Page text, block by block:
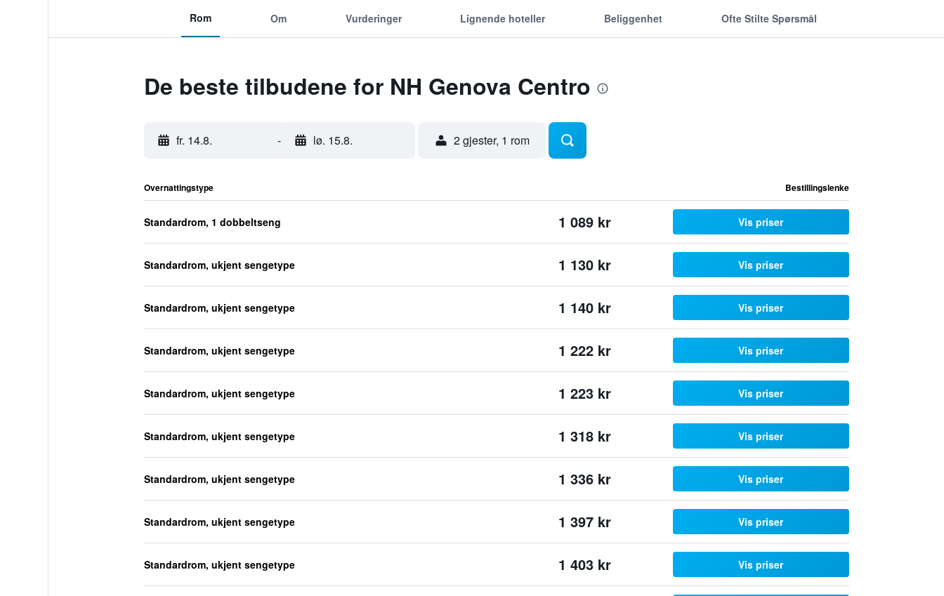
Rom Om Vurderinger Lignende hoteller Beliggenhet Ofte Stilte Spørsmål
De beste tilbudene for NH Genova Centro
fr. 14.8. - lø. 15.8. 2 gjester, 1 rom
Overnattingstype Bestillingslenke
Standardrom, 1 dobbeltseng 1 089 kr Vis priser
Standardrom, ukjent sengetype 1 130 kr Vis priser
Standardrom, ukjent sengetype 1 140 kr Vis priser
Standardrom, ukjent sengetype 1 222 kr Vis priser
Standardrom, ukjent sengetype 1 223 kr Vis priser
Standardrom, ukjent sengetype 1 318 kr Vis priser
Standardrom, ukjent sengetype 1 336 kr Vis priser
Standardrom, ukjent sengetype 1 397 kr Vis priser
Standardrom, ukjent sengetype 1 403 kr Vis priser